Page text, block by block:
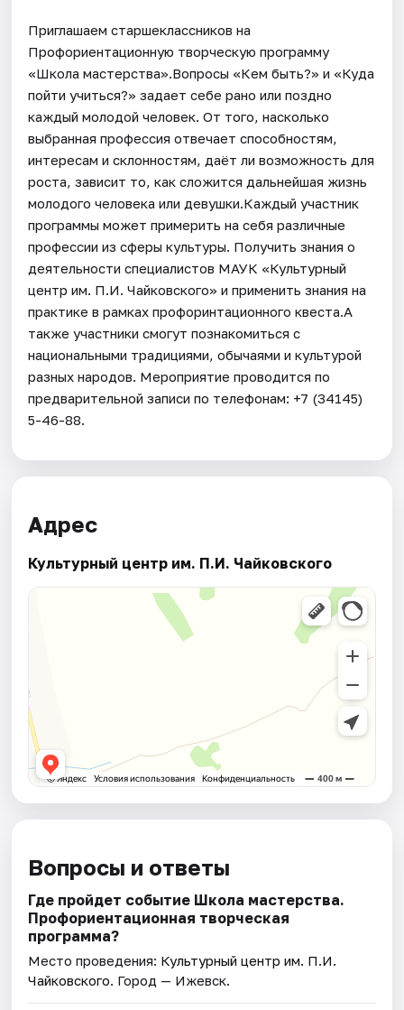
Приглашаем старшеклассников на
Профориентационную творческую программу
«Школа мастерства».Вопросы «Кем быть?» и «Куда
пойти учиться?» задает себе рано или поздно
каждый молодой человек. От того, насколько
выбранная профессия отвечает способностям,
интересам и склонностям, даёт ли возможность для
роста, зависит то, как сложится дальнейшая жизнь
молодого человека или девушки.Каждый участник
программы может примерить на себя различные
профессии из сферы культуры. Получить знания о
деятельности специалистов МАУК «Культурный
центр им. П.И. Чайковского» и применить знания на
практике в рамках профоринтационного квеста.А
также участники смогут познакомиться с
национальными традициями, обычаями и культурой
разных народов. Мероприятие проводится по
предварительной записи по телефонам: +7 (34145)
5-46-88.
Адрес
Культурный центр им. П.И. Чайковского
Вопросы и ответы
Где пройдет событие Школа мастерства.
Профориентационная творческая
программа?
Место проведения: Культурный центр им. П.И.
Чайковского. Город — Ижевск.